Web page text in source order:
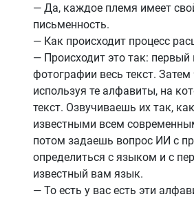
— Да, каждое племя имеет
письменность.
— Как происходит процесс
— Происходит это так:
фотографии весь текст.
используя те алфавиты, на
текст. Озвучиваешь их так,
известными всем
потом задаешь вопрос ИИ с
определиться с языком и с
известный вам язык.
— То есть у вас есть эти